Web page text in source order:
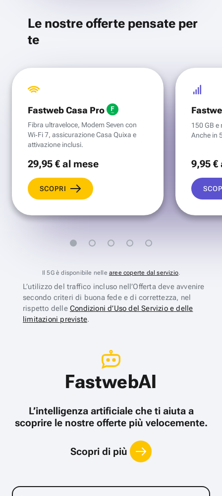
Le nostre offerte pensate per
te
Fastweb Casa Pro
Fibra ultraveloce, Modem Seven con
Wi‑Fi 7, assicurazione Casa Quixa e
attivazione inclusi.
29,95 €al mese
SCOPRI
150 GB e
Anche in
9,95 €
Il 5G è disponibile nelle aree coperte dal servizio.
L’utilizzo del traffico incluso nell’Offerta deve avvenire
secondo criteri di buona fede e di correttezza, nel
rispetto delle Condizioni d’Uso del Servizio e delle
limitazioni previste.
FastwebAI
L’intelligenza artificiale che ti aiuta a
scoprire le nostre offerte più velocemente.
Scopri di più